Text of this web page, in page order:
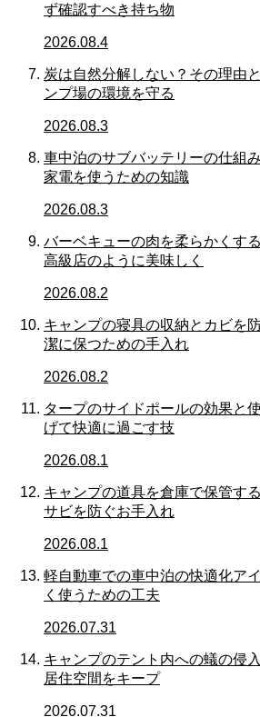
ず確認すべき持ち物
2026.08.4
炭は自然分解しない？その理由
ンプ場の環境を守る
2026.08.3
車中泊のサブバッテリーの仕組
家電を使うための知識
2026.08.3
バーベキューの肉を柔らかくす
高級店のように美味しく
2026.08.2
キャンプの寝具の収納とカビを
潔に保つための手入れ
2026.08.2
タープのサイドポールの効果と
げて快適に過ごす技
2026.08.1
キャンプの道具を倉庫で保管す
サビを防ぐお手入れ
2026.08.1
軽自動車での車中泊の快適化ア
く使うための工夫
2026.07.31
キャンプのテント内への蟻の侵
居住空間をキープ
2026.07.31